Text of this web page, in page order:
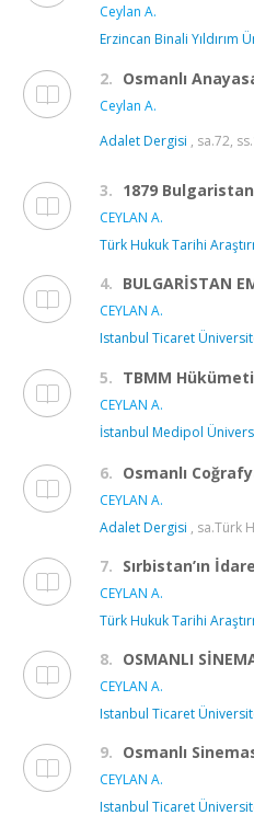
Ceylan A.
Erzincan Binali Yıldırım
2. Osmanlı
Ceylan A.
Adalet Dergisi , sa.72,
3. 1879
CEYLAN A.
Türk Hukuk Tarihi
4. BULGARİSTAN
CEYLAN A.
Istanbul Ticaret
5. TBMM
CEYLAN A.
İstanbul Medipol
6. Osmanlı
CEYLAN A.
Adalet Dergisi , sa.Türk
7. Sırbistan’ın
CEYLAN A.
Türk Hukuk Tarihi
8. OSMANLI
CEYLAN A.
Istanbul Ticaret
9. Osmanlı
CEYLAN A.
Istanbul Ticaret